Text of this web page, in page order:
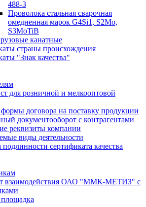
488-3
Проволока стальная сварочная
омедненная марок G4Si1, S2Mo,
S3MoTiB
канатные
страны происхождения
"Знак качества"
для розничной и мелкооптовой
договора на поставку продукции
документооборот с контрагентами
реквизиты компании
виды деятельности
сертификата качества
взаимодействия ОАО "ММК-МЕТИЗ" с
площадка